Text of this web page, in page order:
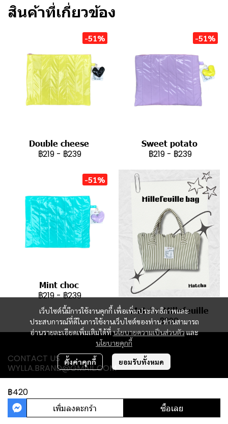
สินค้าที่เกี่ยวข้อง
-51%
Double cheese
฿219 - ฿239
-51%
Sweet potato
฿219 - ฿239
-51%
Mint choc
฿219-฿239
Matcha Millefeuille
฿390
฿420
เพิ่มลงตะกร้า ซื้อเลย
เว็บไซต์นี้มีการใช้งานคุกกี้ เพื่อเพิ่มประสิทธิภาพและ
ประสบการณ์ที่ดีในการใช้งานเว็บไซต์ของท่าน ท่านสามารถ
อ่านรายละเอียดเพิ่มเติมได้ที่นโยบายความเป็นส่วนตัวและ
นโยบายคุกกี้
ตั้งค่าคุกกี้ ยอมรับทั้งหมด
CONTACT US
WYLLA.BRAND@GMAIL.COM
Powered By MakeWebEasy